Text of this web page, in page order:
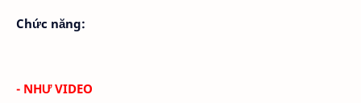
Chức năng:
- NHƯ VIDEO